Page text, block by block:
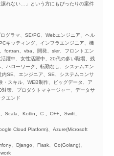
れない…」という方にもぴったりの案件
グラマ、SE/PG、Webエンジニア、ヘル
キッティング、インフラエンジニア、機
fortran、vba、開発、sler、フロントエン
躍中、女性活躍中、20代の多い職場、残
ハローワーク、転勤なし、システムエン
SE、エンジニア、SE、システムコンサ
スキル、WEB制作、ビッグデータ、ア
策、プロダクトマネージャー、データサ
エンド
Scala、Kotlin、C 、C++、Swift、
Cloud Platform)、Azure(Microsoft
、Django、Flask、Go(Golang)、